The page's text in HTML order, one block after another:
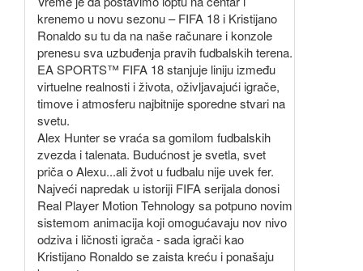
krenemo u novu sezonu – FIFA 18 i Kristijano
Ronaldo su tu da na naše računare i konzole
prenesu sva uzbuđenja pravih fudbalskih terena.
EA SPORTS™ FIFA 18 stanjuje liniju između
virtuelne realnosti i života, oživljavajući igrače,
timove i atmosferu najbitnije sporedne stvari na
svetu.
Alex Hunter se vraća sa gomilom fudbalskih
zvezda i talenata. Budućnost je svetla, svet
priča o Alexu...ali žvot u fudbalu nije uvek fer.
Najveći napredak u istoriji FIFA serijala donosi
Real Player Motion Tehnology sa potpuno novim
sistemom animacija koji omogućavaju nov nivo
odziva i ličnosti igrača - sada igrači kao
Kristijano Ronaldo se zaista kreću i ponašaju